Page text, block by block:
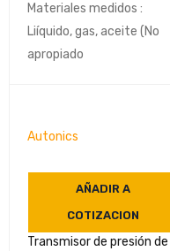
AUTONICS
Materiales medidos :
Liíquido, gas, aceite (No
apropiado
Autonics
AÑADIR A
COTIZACION
Transmisor de presión de